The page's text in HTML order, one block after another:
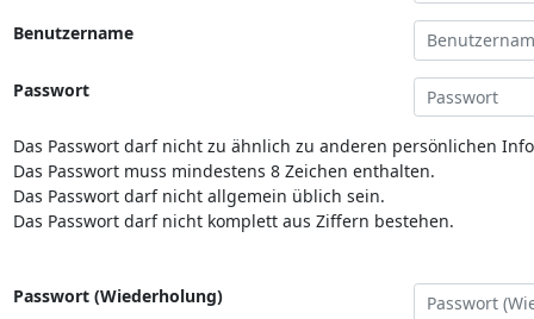
Benutzername
Passwort
Das Passwort darf nicht zu ähnlich zu anderen persönlichen
Das Passwort muss mindestens 8 Zeichen enthalten.
Das Passwort darf nicht allgemein üblich sein.
Das Passwort darf nicht komplett aus Ziffern bestehen.
Passwort (Wiederholung)